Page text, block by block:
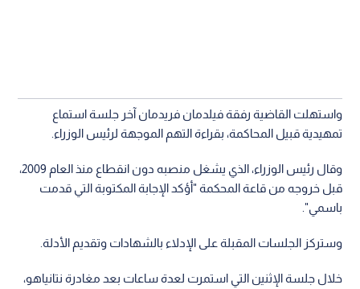
واستهلت القاضية رفقة فيلدمان فريدمان آخر جلسة استماع
تمهيدية قبيل المحاكمة، بقراءة التهم الموجهة لرئيس الوزراء.
وقال رئيس الوزراء، الذي يشغل منصبه دون انقطاع منذ العام 2009،
قبل خروجه من قاعة المحكمة "أؤكد الإجابة المكتوبة التي قدمت
باسمي".
وستركز الجلسات المقبلة على الإدلاء بالشهادات وتقديم الأدلة.
خلال جلسة الإثنين التي استمرت لعدة ساعات بعد مغادرة نتانياهو،